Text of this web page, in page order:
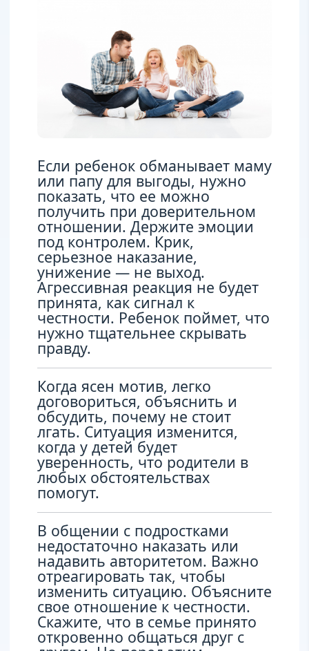
Если ребенок обманывает маму
или папу для выгоды, нужно
показать, что ее можно
получить при доверительном
отношении. Держите эмоции
под контролем. Крик,
серьезное наказание,
унижение — не выход.
Агрессивная реакция не будет
принята, как сигнал к
честности. Ребенок поймет, что
нужно тщательнее скрывать
правду.
Когда ясен мотив, легко
договориться, объяснить и
обсудить, почему не стоит
лгать. Ситуация изменится,
когда у детей будет
уверенность, что родители в
любых обстоятельствах
помогут.
В общении с подростками
недостаточно наказать или
надавить авторитетом. Важно
отреагировать так, чтобы
изменить ситуацию. Объясните
свое отношение к честности.
Скажите, что в семье принято
откровенно общаться друг с